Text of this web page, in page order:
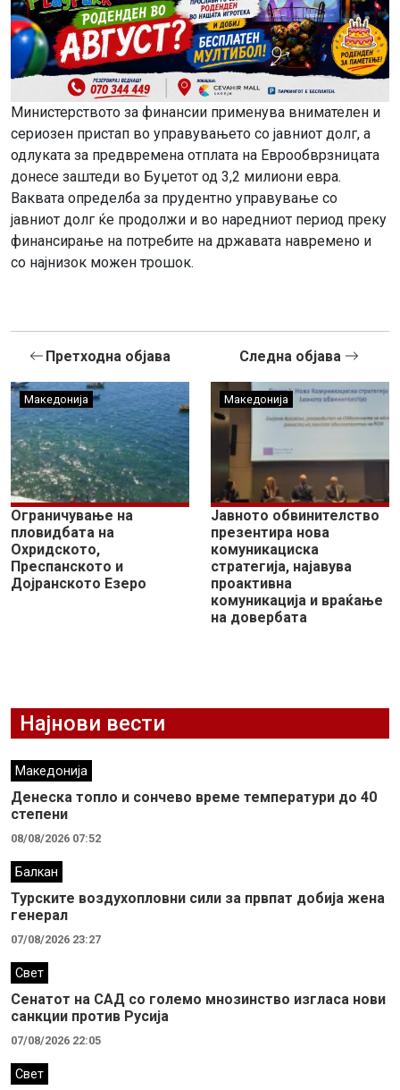
Министерството за финансии применува внимателен и
сериозен пристап во управувањето со јавниот долг, а
одлуката за предвремена отплата на Еврообврзницата
донесе заштеди во Буџетот од 3,2 милиони евра.
Ваквата определба за прудентно управување со
јавниот долг ќе продолжи и во наредниот период преку
финансирање на потребите на државата навремено и
со најнизок можен трошок.
Претходна објава
Македонија
Ограничување на
пловидбата на
Охридското,
Преспанското и
Дојранското Езеро
Следна објава
Македонија
Јавното обвинителство
презентира нова
комуникациска
стратегија, најавува
проактивна
комуникација и враќање
на довербата
Најнови вести
Македонија
Денеска топло и сончево време температури до 40
степени
08/08/2026 07:52
Балкан
Турските воздухопловни сили за првпат добија жена
генерал
07/08/2026 23:27
Свет
Сенатот на САД со големо мнозинство изгласа нови
санкции против Русија
07/08/2026 22:05
Свет